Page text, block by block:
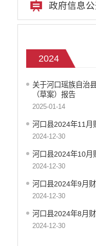
2025
2026
部门预算决算
政府和社会资本合作
专题专栏
审计结果公告信息公开
住房保障信息公开
云南省公共资源交易中
价格和收费信息公开
重大建设项目信息公开
医疗卫生机构信息公开
旅游市场秩序和服务
人力资源管理信息公开
政府信息
2024
关于河口瑶族自治
（草案）报告
2025-01-14
河口县2024年11月
2024-12-30
河口县2024年10月
2024-12-30
河口县2024年9月
2024-12-30
河口县2024年8月
2024-12-30